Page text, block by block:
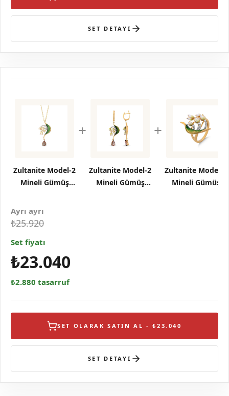
SET DETAYI
Zultanite Model-2
Mineli Gümüş
+
Zultanite Model-2
Mineli Gümüş
+
Zultanite Model-2
Mineli Gümüş
Ayrı ayrı
₺25.920
Set fiyatı
₺23.040
₺2.880 tasarruf
SET OLARAK SATIN AL - ₺23.040
SET DETAYI